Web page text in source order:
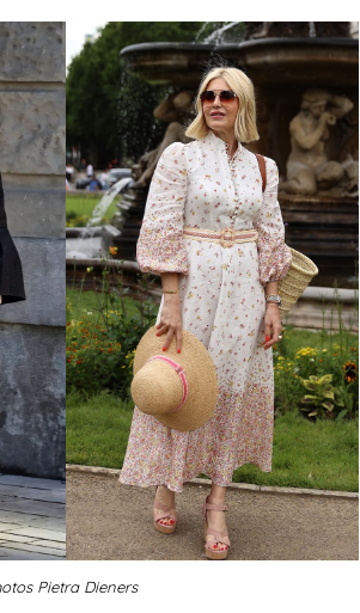
Pietra Dieners